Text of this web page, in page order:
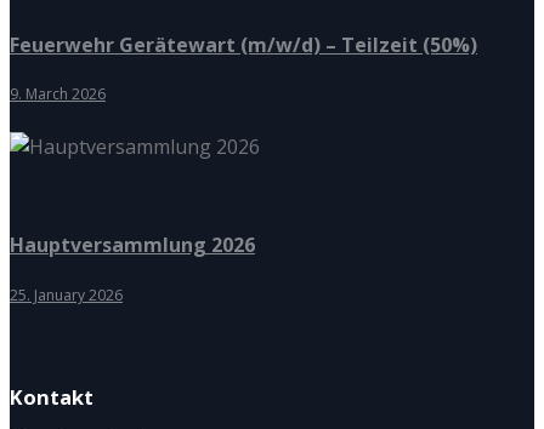
Feuerwehr Gerätewart (m/w/d) – Teilzeit (50%)
9. March 2026
Hauptversammlung 2026
25. January 2026
Kontakt